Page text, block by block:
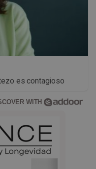
es contagioso
WITH